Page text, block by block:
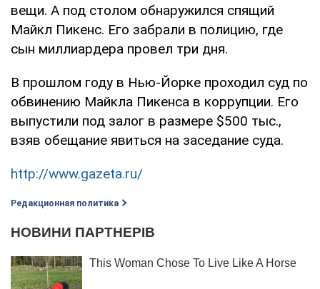
вещи. А под столом обнаружился спящий
Майкл Пикенс. Его забрали в полицию, где
сын миллиардера провел три дня.
В прошлом году в Нью-Йорке проходил суд по
обвинению Майкла Пикенса в коррупции. Его
выпустили под залог в размере $500 тыс.,
взяв обещание явиться на заседание суда.
http://www.gazeta.ru/
Редакционная политика